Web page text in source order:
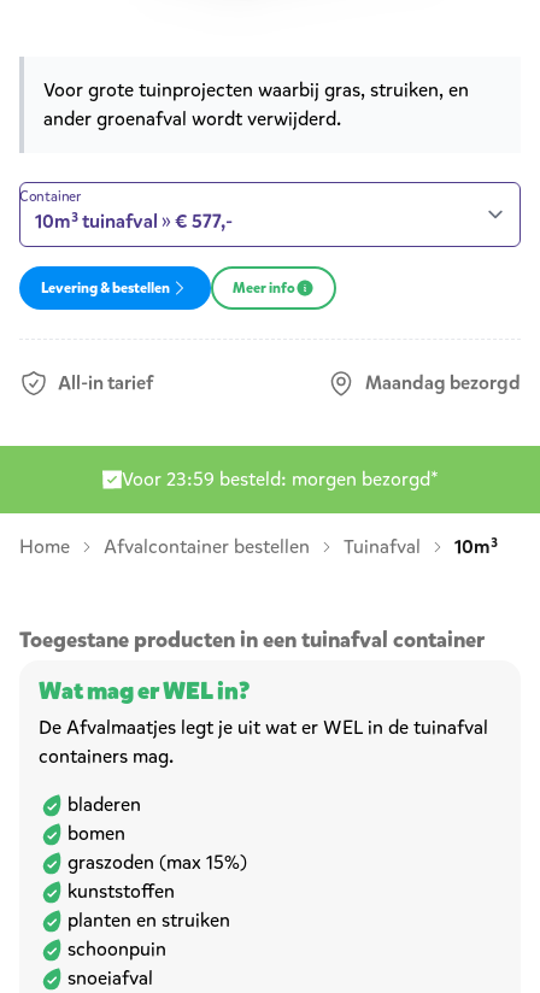
Korte omschrijving
Voor grote tuinprojecten waarbij gras, struiken, en
ander groenafval wordt verwijderd.
Container
Levering & bestellen Meer info
All-in tarief Maandag bezorgd
Levering door heel Nederland
Home Afvalcontainer bestellen Tuinafval 10m³
Toegestane producten in een tuinafval container
Wat mag er WEL in?
De Afvalmaatjes legt je uit wat er WEL in de tuinafval
containers mag.
bladeren
bomen
graszoden (max 15%)
kunststoffen
planten en struiken
schoonpuin
snoeiafval